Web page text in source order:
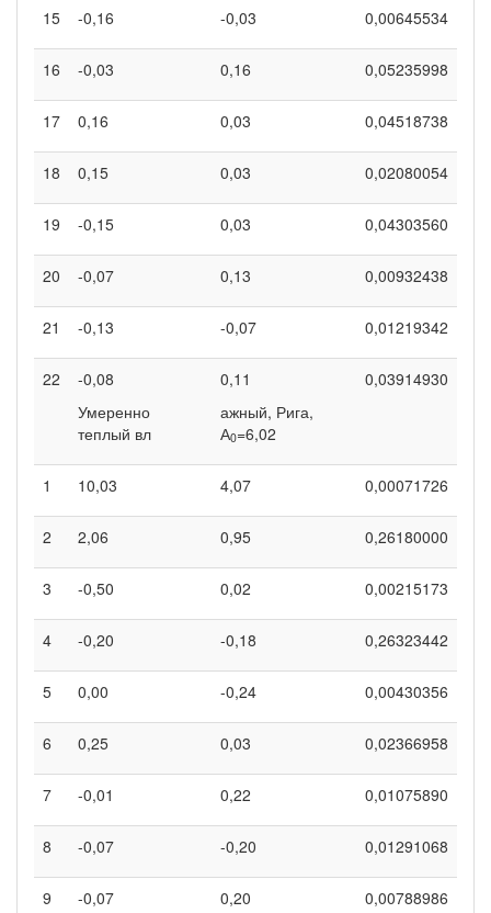
15 -0,16 -0,03 0,00645534
16 -0,03 0,16 0,05235998
17 0,16 0,03 0,04518738
18 0,15 0,03 0,02080054
19 -0,15 0,03 0,04303560
20 -0,07 0,13 0,00932438
21 -0,13 -0,07 0,01219342
22
-0,08
Умеренно
теплый вл
0,11
ажный, Рига,
А0=6,02
0,03914930
1 10,03 4,07 0,00071726
2 2,06 0,95 0,26180000
3 -0,50 0,02 0,00215173
4 -0,20 -0,18 0,26323442
5 0,00 -0,24 0,00430356
6 0,25 0,03 0,02366958
7 -0,01 0,22 0,01075890
8 -0,07 -0,20 0,01291068
9 -0,07 0,20 0,00788986